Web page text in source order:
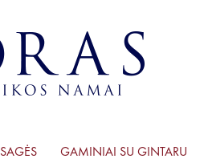
SAGĖS GAMINIAI SU GINTARU